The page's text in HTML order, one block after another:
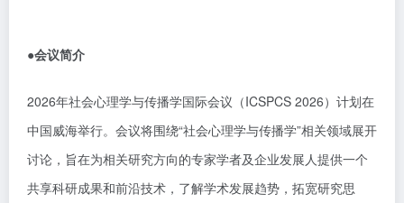
●会议简介
2026年社会心理学与传播学国际会议（ICSPCS 2026）计划在
中国威海举行。会议将围绕“社会心理学与传播学”相关领域展开
讨论，旨在为相关研究方向的专家学者及企业发展人提供一个
共享科研成果和前沿技术，了解学术发展趋势，拓宽研究思